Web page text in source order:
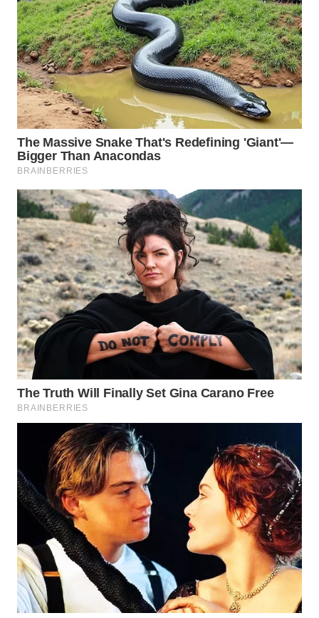
INDRAMAYU
WN
KUNINGAN
WN
MAJALENGKA
WN
SUBANG
WN
SUKABUMI
WN
PURWAKARTA
WN
PRIANGAN
TIMUR
SEMARANG
WN
BOROBUDUR
WN
MADURA
WN
SURABAYA